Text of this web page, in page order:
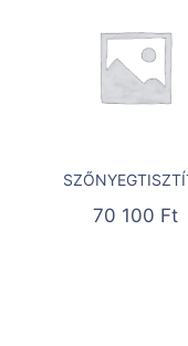
70 100 Ft